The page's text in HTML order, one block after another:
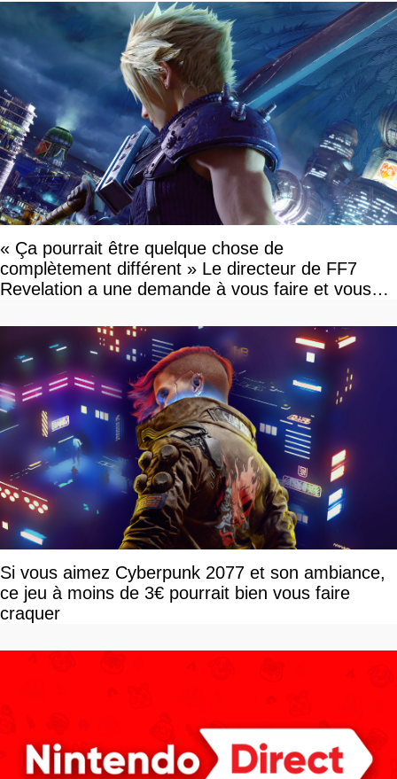
« Ça pourrait être quelque chose de
complètement différent » Le directeur de FF7
Revelation a une demande à vous faire et vous
Si vous aimez Cyberpunk 2077 et son ambiance,
ce jeu à moins de 3€ pourrait bien vous faire
craquer